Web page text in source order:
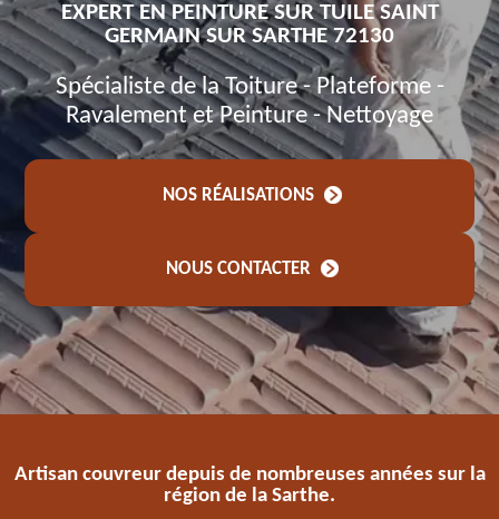
EXPERT EN PEINTURE SUR TUILE SAINT
GERMAIN SUR SARTHE 72130
Spécialiste de la Toiture - Plateforme -
Ravalement et Peinture - Nettoyage
NOS RÉALISATIONS
NOUS CONTACTER
Artisan couvreur depuis de nombreuses années sur la
région de la Sarthe.